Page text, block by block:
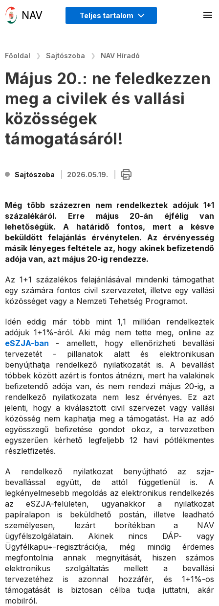
Teljes tartalom
Főoldal Sajtószoba NAV Híradó
Május 20.: ne feledkezzen
meg a civilek és vallási
közösségek
támogatásáról!
Sajtószoba 2026.05.19.
Még több százezren nem rendelkeztek adójuk 1+1
százalékáról. Erre május 20-án éjfélig van
lehetőségük. A határidő fontos, mert a késve
beküldött felajánlás érvénytelen. Az érvényesség
másik lényeges feltétele az, hogy akinek befizetendő
adója van, azt május 20-ig rendezze.
Az 1+1 százalékos felajánlásával mindenki támogathat
egy számára fontos civil szervezetet, illetve egy vallási
közösséget vagy a Nemzeti Tehetség Programot.
Idén eddig már több mint 1,1 millióan rendelkeztek
adójuk 1+1%-áról. Aki még nem tette meg, online az
eSZJA-ban - amellett, hogy ellenőrizheti bevallási
tervezetét - pillanatok alatt és elektronikusan
benyújthatja rendelkező nyilatkozatát is. A bevallást
többek között azért is fontos átnézni, mert ha valakinek
befizetendő adója van, és nem rendezi május 20-ig, a
rendelkező nyilatkozata nem lesz érvényes. Ez azt
jelenti, hogy a kiválasztott civil szervezet vagy vallási
közösség nem kaphatja meg a támogatást. Ha az adó
egyösszegű befizetése gondot okoz, a tervezetben
egyszerűen kérhető legfeljebb 12 havi pótlékmentes
részletfizetés.
A rendelkező nyilatkozat benyújtható az szja-
bevallással együtt, de attól függetlenül is. A
legkényelmesebb megoldás az elektronikus rendelkezés
az eSZJA-felületen, ugyanakkor a nyilatkozat
papíralapon is beküldhető postán, illetve leadható
személyesen, lezárt borítékban a NAV
ügyfélszolgálatain. Akinek nincs DÁP- vagy
Ügyfélkapu+-regisztrációja, még mindig érdemes
megfontolnia annak megnyitását, hiszen számos
elektronikus szolgáltatás mellett a bevallási
tervezetéhez is azonnal hozzáfér, és 1+1%-os
támogatását is biztosan célba tudja juttatni, akár
mobilról.